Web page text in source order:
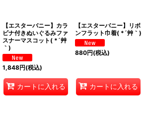
【エスターバニー】カラ
ビナ付きぬいぐるみファ
スナーマスコット( *´艸
｀)
1,848円(税込)
カートに入れる
【エスターバニー】リボ
ンフラット巾着( *´艸｀)
880円(税込)
カートに入れる